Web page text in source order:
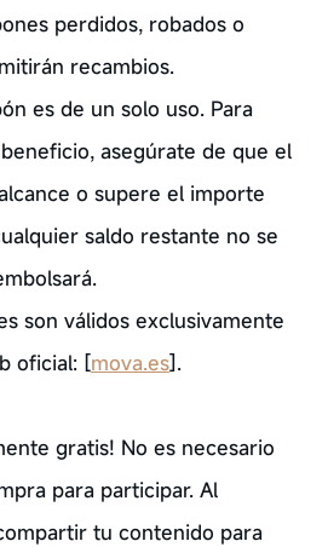
perdidos, robados o
recambios.
es de un solo uso. Para
asegúrate de que el
o supere el importe
saldo restante no se
son válidos exclusivamente
oficial: [mova.es].
gratis! No es necesario
para participar. Al
tu contenido para